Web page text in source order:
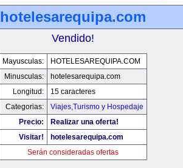
hotelesarequipa.com
Vendido!
Mayusculas:
HOTELESAREQUIPA.COM
Minusculas:
hotelesarequipa.com
Longitud:
15 caracteres
Categorias:
Viajes,Turismo y Hospedaje
Precio:
Realizar una oferta!
Visitar!
hotelesarequipa.com
Serán consideradas ofertas